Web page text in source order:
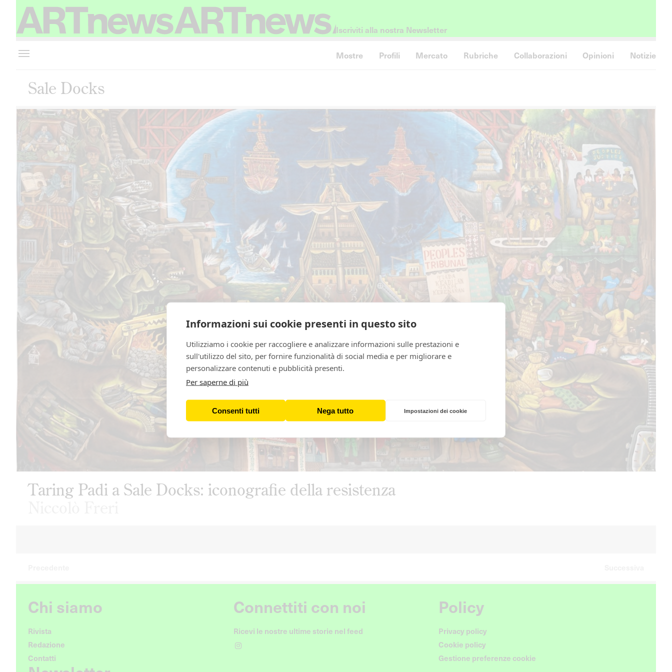
Iscriviti alla nostra Newsletter
Mostre Profili Mercato Rubriche Collaborazioni Opinioni Notizie
Sale Docks
Taring Padi a Sale Docks: iconografie della resistenza
Chi siamo
Rivista
Redazione
Contatti
Connettiti con noi
Ricevi le nostre ultime storie nel feed
Policy
Privacy policy
Cookie policy
Gestione preferenze cookie
Informazioni sui cookie presenti in questo sito
Utilizziamo i cookie per raccogliere e analizzare informazioni sulle prestazioni e
sull'utilizzo del sito, per fornire funzionalità di social media e per migliorare e
personalizzare contenuti e pubblicità presenti.
Per saperne di più
Consenti tutti Nega tutto Impostazioni dei cookie